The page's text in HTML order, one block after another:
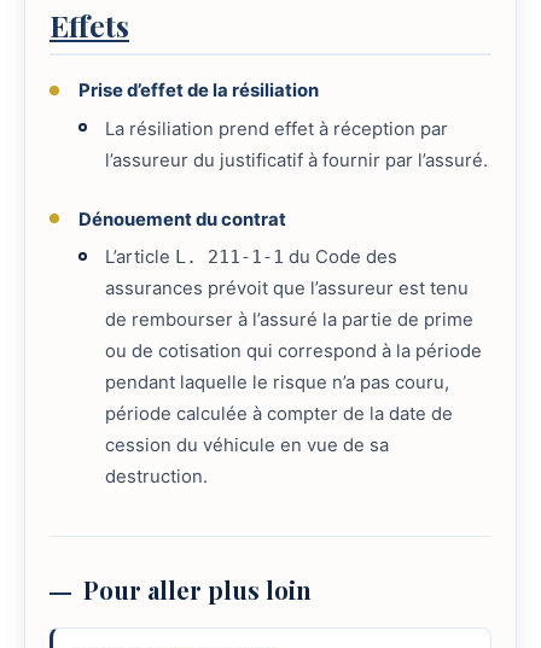
Effets
Prise d’effet de la résiliation
La résiliation prend effet à réception par
l’assureur du justificatif à fournir par l’assuré.
Dénouement du contrat
L’article L. 211-1-1 du Code des
assurances prévoit que l’assureur est tenu
de rembourser à l’assuré la partie de prime
ou de cotisation qui correspond à la période
pendant laquelle le risque n’a pas couru,
période calculée à compter de la date de
cession du véhicule en vue de sa
destruction.
Pour aller plus loin